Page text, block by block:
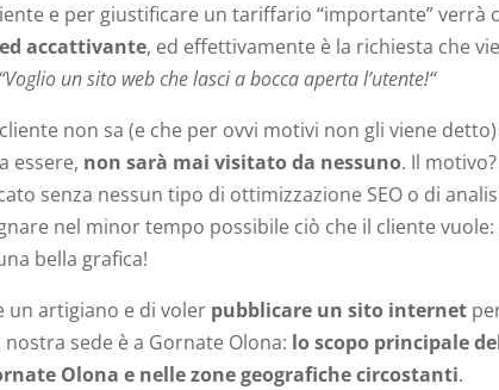
e per giustificare un tariffario “importante” verrà
accattivante, ed effettivamente è la richiesta che
“Voglio un sito web che lasci a bocca aperta l’utente!“
non sa (e che per ovvi motivi non gli viene
essere, non sarà mai visitato da nessuno. Il
senza nessun tipo di ottimizzazione SEO o di
nel minor tempo possibile ciò che il cliente
bella grafica!
un artigiano e di voler pubblicare un sito internet
sede è a Gornate Olona: lo scopo principale
Olona e nelle zone geografiche circostanti.